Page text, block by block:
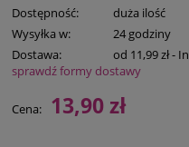
Dostępność:
duża ilość
Wysyłka w:
24 godziny
Dostawa:
od 11,99 zł-
Cena nie zawiera
sprawdź formy dostawy
Cena: 13,90 zł